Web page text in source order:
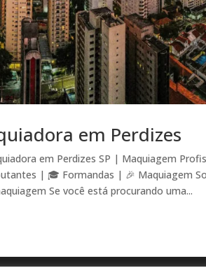
em Perdizes
em Perdizes SP | Maquiagem
| 🎓 Formandas | 🎉 Maquiagem
Se você está procurando uma...